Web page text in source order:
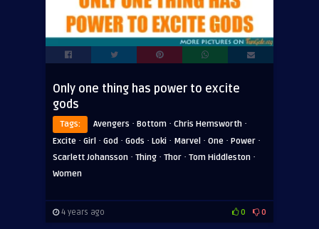
Only one thing has power to excite
gods
Tags: Avengers · Bottom · Chris Hemsworth ·
Excite · Girl · God · Gods · Loki · Marvel · One · Power ·
Scarlett Johansson · Thing · Thor · Tom Hiddleston ·
Women
4 years ago 0 0